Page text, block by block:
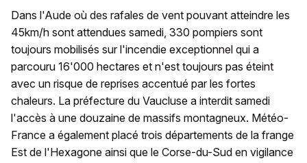
Dans l'Aude où des rafales de vent pouvant atteindre les
45km/h sont attendues samedi, 330 pompiers sont
toujours mobilisés sur l'incendie exceptionnel qui a
parcouru 16'000 hectares et n'est toujours pas éteint
avec un risque de reprises accentué par les fortes
chaleurs. La préfecture du Vaucluse a interdit samedi
l'accès à une douzaine de massifs montagneux. Météo-
France a également placé trois départements de la frange
Est de l'Hexagone ainsi que le Corse-du-Sud en vigilance